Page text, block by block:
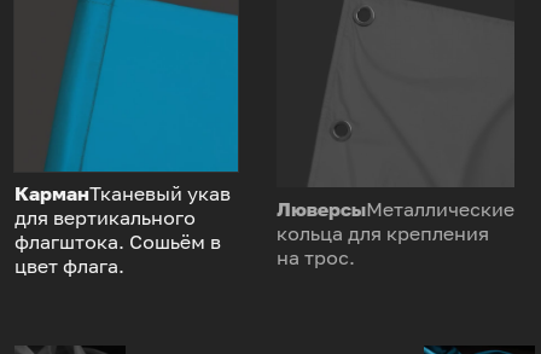
КарманТканевый укав
для вертикального
флагштока. Сошьём в
цвет флага.
ЛюверсыМеталлические
кольца для крепления
на трос.